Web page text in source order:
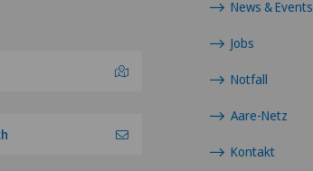
News & Events
Jobs
Notfall
Aare-Netz
Kontakt